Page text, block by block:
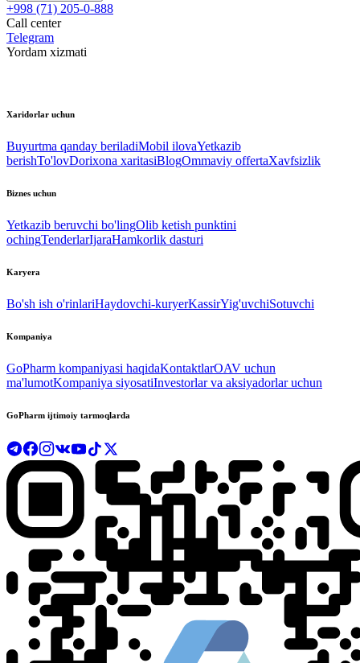
+998 (71) 205-0-888
Call center
Telegram
Yordam xizmati
Xaridorlar uchun
Buyurtma qanday beriladiMobil ilovaYetkazib
berishTo'lovDorixona xaritasiBlogOmmaviy offertaXavfsizlik
Biznes uchun
Yetkazib beruvchi bo'lingOlib ketish punktini
ochingTenderlarIjaraHamkorlik dasturi
Karyera
Bo'sh ish o'rinlariHaydovchi-kuryerKassirYig'uvchiSotuvchi
Kompaniya
GoPharm kompaniyasi haqidaKontaktlarOAV uchun
ma'lumotKompaniya siyosatiInvestorlar va aksiyadorlar uchun
GoPharm ijtimoiy tarmoqlarda